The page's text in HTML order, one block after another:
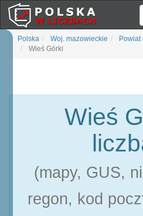
Polska Woj. mazowieckie Powiat
Wieś Górki
Wieś
(mapy, GUS,
regon, kod